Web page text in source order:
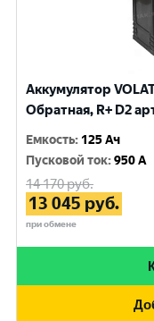
Аккумулятор
Обратная, R+ D2
Емкость: 125 Ач
Пусковой ток:950 A
14 170руб.
13 045 руб.
при обмене